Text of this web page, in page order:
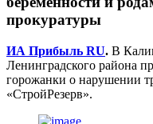
прокуратуры
ИА Прибыль RU. В
Ленинградского района
горожанки о нарушении
«СтройРезерв».